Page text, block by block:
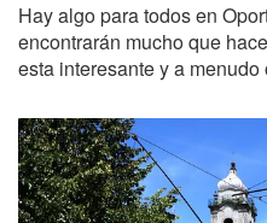
Hay algo para todos en
encontrarán mucho que
esta interesante y a